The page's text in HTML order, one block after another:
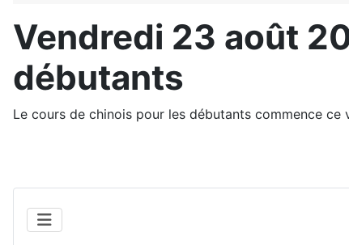
Vendredi 23 août
débutants
Le cours de chinois pour les débutants commence